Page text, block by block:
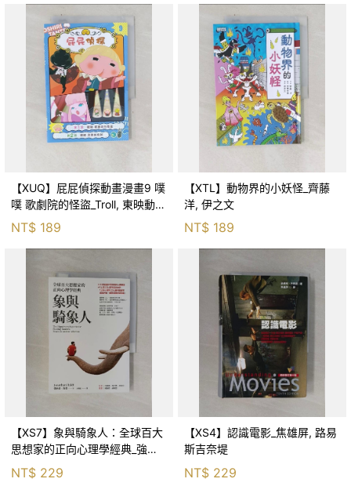
【XUQ】屁屁偵探動畫漫畫9 噗
噗 歌劇院的怪盜_Troll, 東映動畫
株式會社, 張東君
NT$ 189
【XTL】動物界的小妖怪_齊藤
洋, 伊之文
NT$ 189
【XS7】象與騎象人：全球百大
思想家的正向心理學經典_強納
NT$ 229
【XS4】認識電影_焦雄屏, 路易
斯吉奈堤
NT$ 229